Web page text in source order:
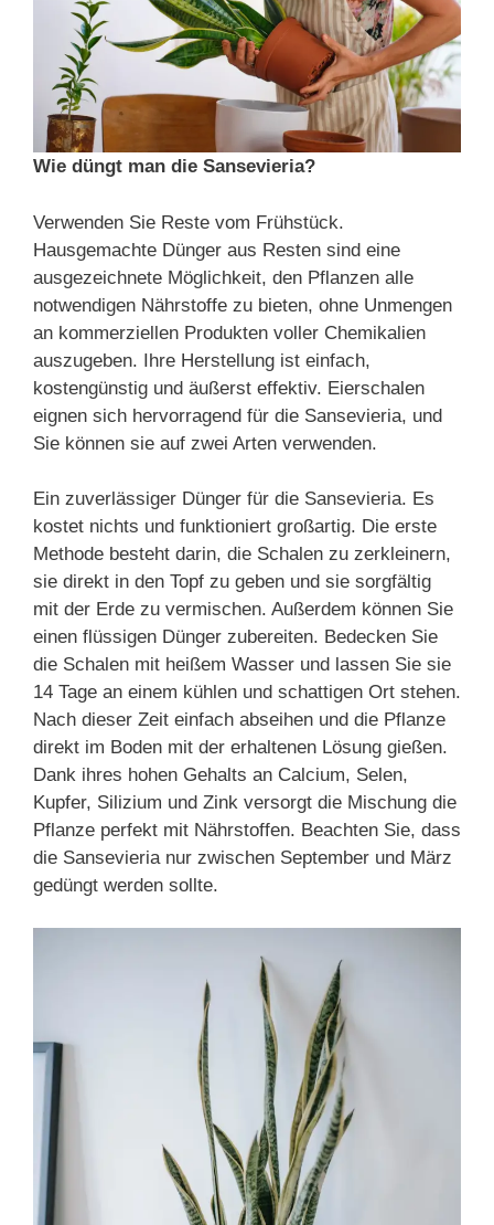
Wie düngt man die Sansevieria?
Verwenden Sie Reste vom Frühstück.
Hausgemachte Dünger aus Resten sind eine
ausgezeichnete Möglichkeit, den Pflanzen alle
notwendigen Nährstoffe zu bieten, ohne Unmengen
an kommerziellen Produkten voller Chemikalien
auszugeben. Ihre Herstellung ist einfach,
kostengünstig und äußerst effektiv. Eierschalen
eignen sich hervorragend für die Sansevieria, und
Sie können sie auf zwei Arten verwenden.
Ein zuverlässiger Dünger für die Sansevieria. Es
kostet nichts und funktioniert großartig. Die erste
Methode besteht darin, die Schalen zu zerkleinern,
sie direkt in den Topf zu geben und sie sorgfältig
mit der Erde zu vermischen. Außerdem können Sie
einen flüssigen Dünger zubereiten. Bedecken Sie
die Schalen mit heißem Wasser und lassen Sie sie
14 Tage an einem kühlen und schattigen Ort stehen.
Nach dieser Zeit einfach abseihen und die Pflanze
direkt im Boden mit der erhaltenen Lösung gießen.
Dank ihres hohen Gehalts an Calcium, Selen,
Kupfer, Silizium und Zink versorgt die Mischung die
Pflanze perfekt mit Nährstoffen. Beachten Sie, dass
die Sansevieria nur zwischen September und März
gedüngt werden sollte.